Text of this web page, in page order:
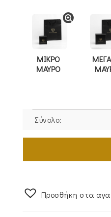
ΜΙΚΡΟ
ΜΑΥΡΟ
Σύνολο:
Γυναικείο
Χρυσό
ΠράσινηΠροσθήκη στα